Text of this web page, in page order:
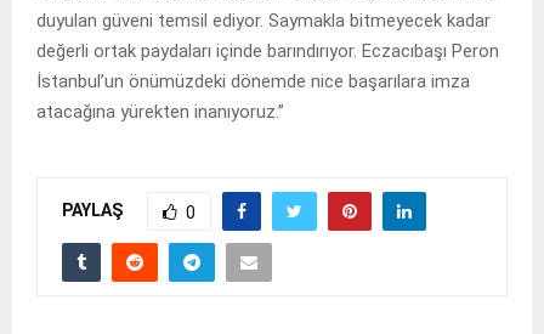
duyulan güveni temsil ediyor. Saymakla bitmeyecek kadar
değerli ortak paydaları içinde barındırıyor. Eczacıbaşı Peron
İstanbul’un önümüzdeki dönemde nice başarılara imza
atacağına yürekten inanıyoruz.”
PAYLAŞ 0